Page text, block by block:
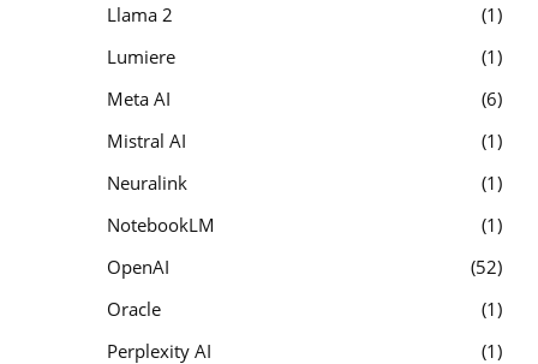
Llama 2
1
Lumiere
1
Meta AI
6
Mistral AI
1
Neuralink
1
NotebookLM
1
OpenAI
52
Oracle
1
Perplexity AI
1